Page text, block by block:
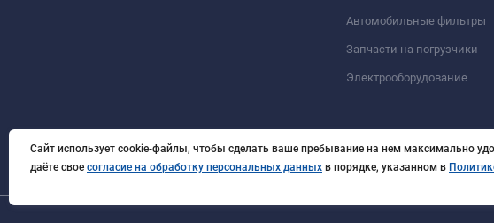
Автомобильные фильтры
Запчасти на погрузчики
Электрооборудование
Сайт использует cookie-файлы, чтобы сделать ваше пребывание на нем максимально
даёте свое согласие на обработку персональных данных в порядке, указанном в